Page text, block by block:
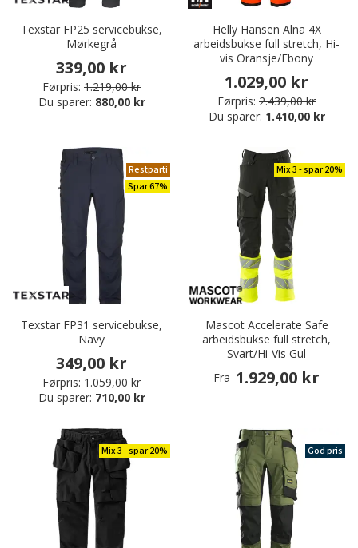
Texstar FP25 servicebukse,
Mørkegrå
339,00 kr
Førpris: 1.219,00 kr
Du sparer: 880,00 kr
Helly Hansen Alna 4X
arbeidsbukse full stretch, Hi-
vis Oransje/Ebony
1.029,00 kr
Førpris: 2.439,00 kr
Du sparer: 1.410,00 kr
Restparti
Spar 67%
Texstar FP31 servicebukse,
Navy
349,00 kr
Førpris: 1.059,00 kr
Du sparer: 710,00 kr
Mix 3 - spar 20%
Mascot Accelerate Safe
arbeidsbukse full stretch,
Svart/Hi-Vis Gul
Fra 1.929,00 kr
Mix 3 - spar 20% God pris